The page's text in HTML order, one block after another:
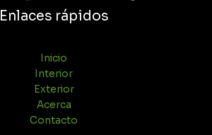
Enlaces rápidos
Inicio
Interior
Exterior
Acerca
Contacto